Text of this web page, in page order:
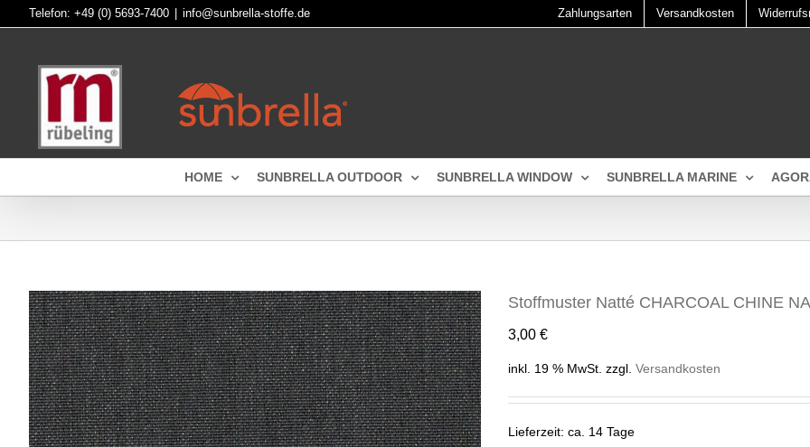
to
Telefon: +49 (0) 5693-7400 info@sunbrella-stoffe.de Zahlungsarten Versandkosten
HOME SUNBRELLA OUTDOOR SUNBRELLA WINDOW SUNBRELLA MARINE
Stoffmuster Natté CHARCOAL CHINE
3,00 €
inkl. 19 % MwSt. zzgl. Versandkosten
Lieferzeit: ca. 14 Tage